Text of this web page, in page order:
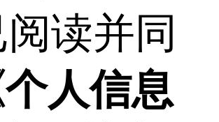
读并同
个人信息